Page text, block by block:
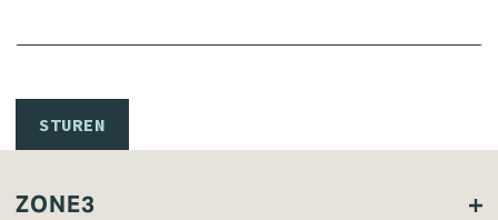
STUREN
ZONE3